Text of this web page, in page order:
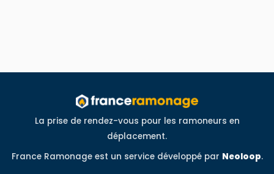
La prise de rendez-vous pour les ramoneurs en
déplacement.
France Ramonage est un service développé par Neoloop.